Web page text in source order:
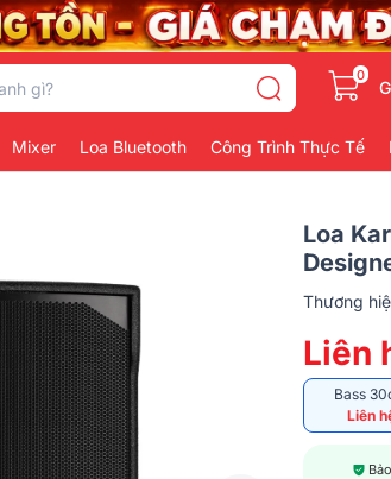
0
Mixer Loa Bluetooth Công Trình Thực Tế
Loa
Thương
Liên
Bass
Liên